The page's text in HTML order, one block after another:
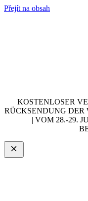
Přejít na obsah
KOSTENLOSER
RÜCKSENDUNG DER
| VOM 28.-29.